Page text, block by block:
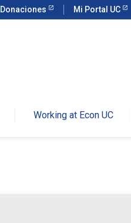
Donaciones Mi Portal UC
Working at Econ UC